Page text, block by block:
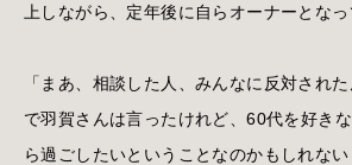
上しながら、定年後に自らオーナーとなっ
「まあ、相談した人、みんなに反対され
で羽賀さんは言ったけれど、60代を好き
ら過ごしたいということなのかもしれな